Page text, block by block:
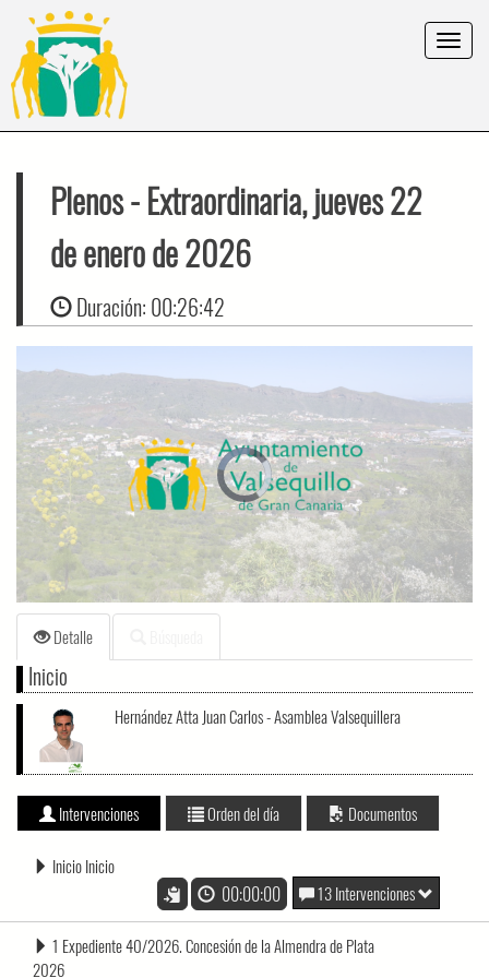
Toggle
Plenos- Extraordinaria, jueves 22
de enero de 2026
Duración: 00:26:42
Video
Player
is
loading.
Detalle
Inicio
Hernández Atta Juan Carlos - Asamblea Valsequillera
Intervenciones Orden del día Documentos
Inicio Inicio
00:00:00 13 Intervenciones
1 Expediente 40/2026. Concesión de la Almendra de Plata
2026